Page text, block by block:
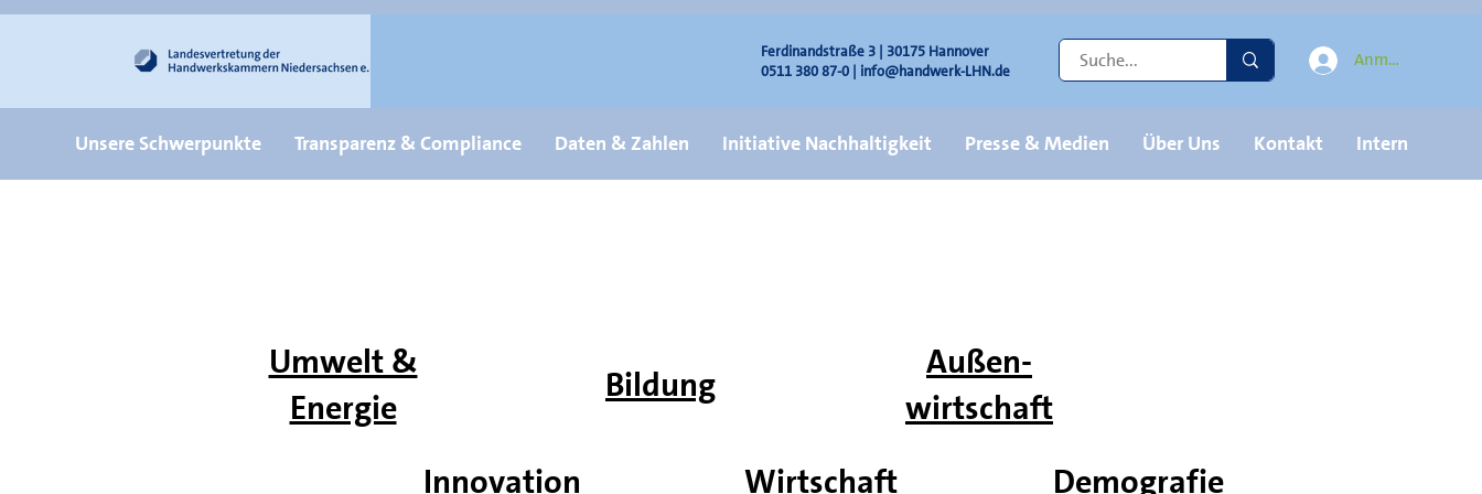
Ferdinandstraße 3 | 30175 Hannover
0511 380 87-0 | info@handwerk-LHN.de
Anmelden
Unsere Schwerpunkte Transparenz & Compliance Daten & Zahlen Initiative Nachhaltigkeit Presse & Medien Über Uns Kontakt Intern
Innovation
Bildung
Wirtschaft Demografie
Außen-
wirtschaft
Umwelt &
Energie